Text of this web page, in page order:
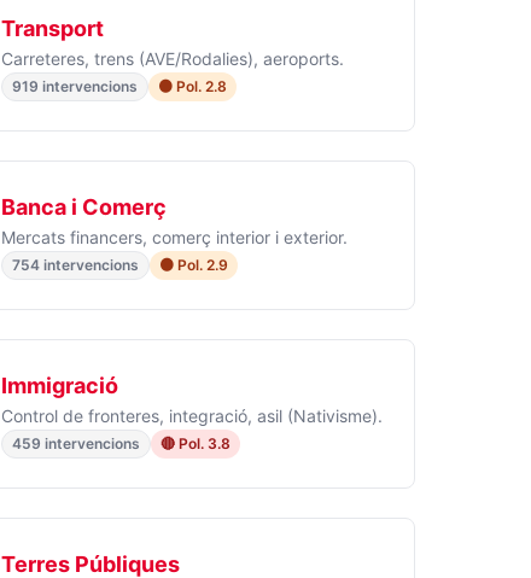
Transport
Carreteres, trens (AVE/Rodalies), aeroports.
919 intervencions 🟠 Pol. 2.8
Banca i Comerç
Mercats financers, comerç interior i exterior.
754 intervencions 🟠 Pol. 2.9
Immigració
Control de fronteres, integració, asil (Nativisme).
459 intervencions 🔴 Pol. 3.8
Terres Públiques